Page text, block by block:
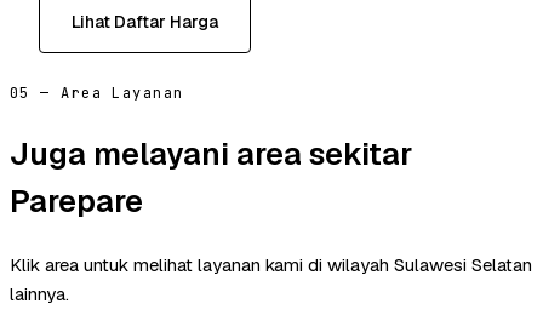
Lihat Daftar Harga
05 — Area Layanan
Juga melayani area sekitar
Parepare
Klik area untuk melihat layanan kami di wilayah Sulawesi Selatan
lainnya.